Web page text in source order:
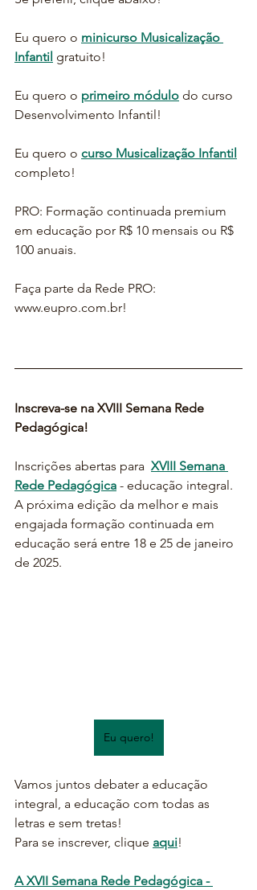
Eu quero o minicurso Musicalização
Infantil gratuito!
Eu quero o primeiro módulo do curso
Desenvolvimento Infantil!
Eu quero o curso Musicalização Infantil
completo!
PRO: Formação continuada premium
em educação por R$ 10 mensais ou R$
100 anuais.
Faça parte da Rede PRO:
www.eupro.com.br!
Inscreva-se na XVIII Semana Rede
Pedagógica!
Inscrições abertas para XVIII Semana
Rede Pedagógica - educação integral.
A próxima edição da melhor e mais
engajada formação continuada em
educação será entre 18 e 25 de janeiro
de 2025.
Eu quero!
Vamos juntos debater a educação
integral, a educação com todas as
letras e sem tretas!
Para se inscrever, clique aqui!
A XVII Semana Rede Pedagógica -